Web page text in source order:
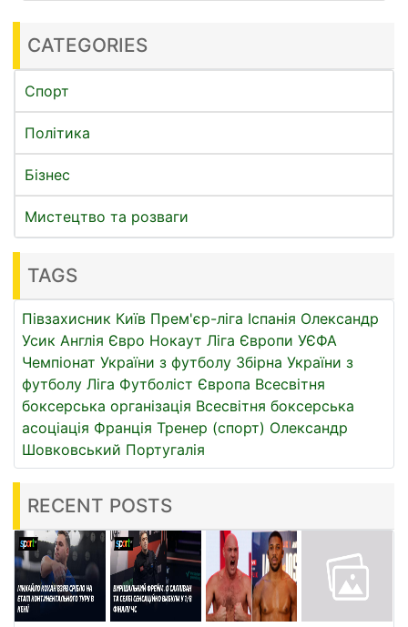
CATEGORIES
Спорт
Політика
Бізнес
Мистецтво та розваги
TAGS
Півзахисник Київ Прем'єр-ліга Іспанія Олександр
Усик Англія Євро Нокаут Ліга Європи УЄФА
Чемпіонат України з футболу Збірна України з
футболу Ліга Футболіст Європа Всесвітня
боксерська організація Всесвітня боксерська
асоціація Франція Тренер (спорт) Олександр
Шовковський Португалія
RECENT POSTS